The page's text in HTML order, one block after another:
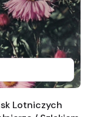
Lotniczych